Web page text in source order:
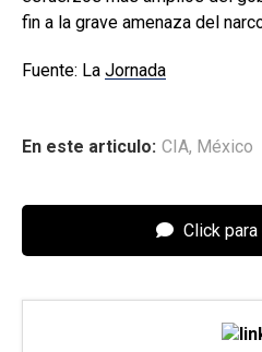
fin a la grave amenaza del
Fuente: La Jornada
En este articulo: CIA, México
Click